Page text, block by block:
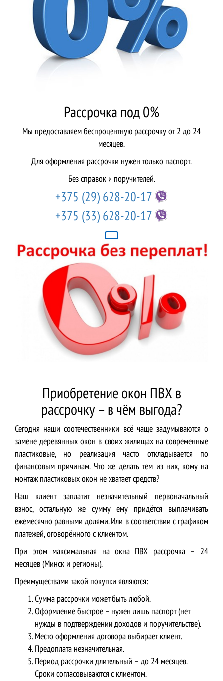
Рассрочка под 0%
Мы предоставляем беспроцентную рассрочку от 2 до 24
месяцев.
Для оформления рассрочки нужен только паспорт.
Без справок и поручителей.
+375 (29) 628-20-17
+375 (33) 628-20-17
Приобретение окон ПВХ в
рассрочку – в чём выгода?
Сегодня наши соотечественники всё чаще задумываются о
замене деревянных окон в своих жилищах на современные
пластиковые, но реализация часто откладывается по
финансовым причинам. Что же делать тем из них, кому на
монтаж пластиковых окон не хватает средств?
Наш клиент заплатит незначительный первоначальный
взнос, остальную же сумму ему придётся выплачивать
ежемесячно равными долями. Или в соответствии с графиком
платежей, оговорённого с клиентом.
При этом максимальная на окна ПВХ рассрочка – 24
месяцев (Минск и регионы).
Преимуществами такой покупки являются:
Сумма рассрочки может быть любой.
Оформление быстрое – нужен лишь паспорт (нет
нужды в подтверждении доходов и поручительстве).
Место оформления договора выбирает клиент.
Предоплата незначительная.
Период рассрочки длительный – до 24 месяцев.
Сроки согласовываются с клиентом.